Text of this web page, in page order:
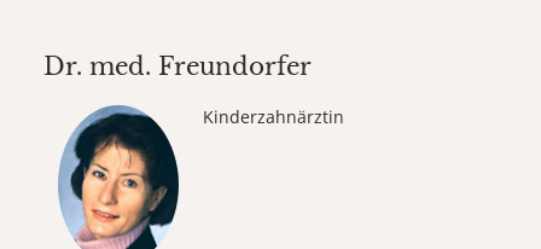
Dr. med. Freundorfer
Kinderzahnärztin